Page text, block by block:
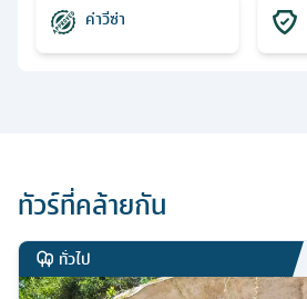
ค่าวีซ่า
ทัวร์ที่คล้ายกัน
ทั่วไป